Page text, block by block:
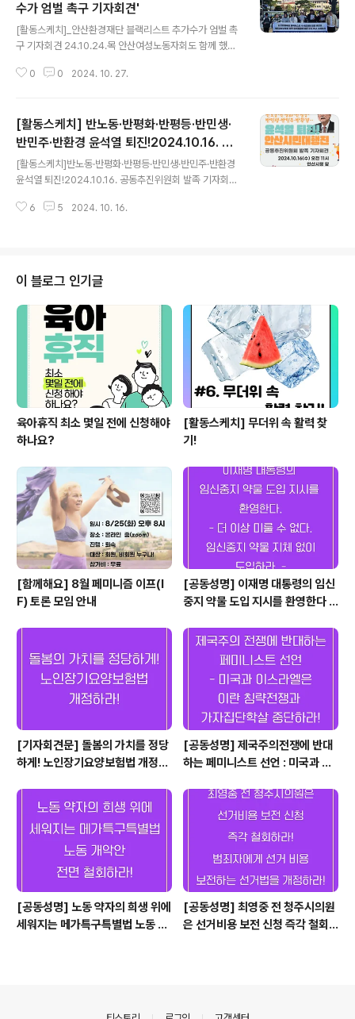
수가 엄벌 촉구 기자회견'
[활동스케치]_안산환경재단 블랙리스트 추가수가 엄벌 촉
구 기자회견 24.10.24.목 안산여성노동자회도 함께 했습
le/047/0002450037?lfrom=kakao
0 0 2024. 10. 27.
[활동스케치] 반노동·반평화·반평등·반민생·
반민주·반환경 윤석열 퇴진!2024.10.16. 공
동추진위원회 발족 기자회견
[활동스케치]반노동·반평화·반평등·반민생·반민주·반환경
윤석열 퇴진!2024.10.16. 공동추진위원회 발족 기자회견
산여성노동자회 회장님께서 발언해주셨습니다. 발언 일부
성한 곳 없이 나라가 망가지고 있다.”며, “그중 으뜸은 남북
관계의 파탄이다. 윤석열이 몰고 온 한반도 전쟁 위기이며,
곧 평화의 파괴다.”라고 말했다. 이어 “어제 북은 남북을
잇는 동해선·경의선 일대 육로의 일부 구간을 폭파했다. 수
많은 사람, 물자들이 평화롭게 넘나들었던 남북 교류의 상
징인..
6 5 2024. 10. 16.
이 블로그 인기글
육아휴직 최소 몇일 전에 신청해야
하나요?
[활동스케치] 무더위 속 활력 찾
기!
[함께해요] 8월 페미니즘 이프(I
F) 토론 모임 안내
[공동성명] 이재명 대통령의 임신
중지 약물 도입 지시를 환영한다 -
물 지체 없이 도입하라. -
[기자회견문] 돌봄의 가치를 정당
하게! 노인장기요양보험법 개정하
[공동성명] 제국주의전쟁에 반대
하는 페미니스트 선언 : 미국과 이
단학살 중단하라! "여성, 삶, 자
유.", "가난, 부패, 치솟는 물가, 우
리는 정권 전복될 때까지 싸울 것
[공동성명] 노동 약자의 희생 위에
세워지는 메가특구특별법 노동 개
[공동성명] 최영중 전 청주시의원
은 선거비용 보전 신청 즉각 철회